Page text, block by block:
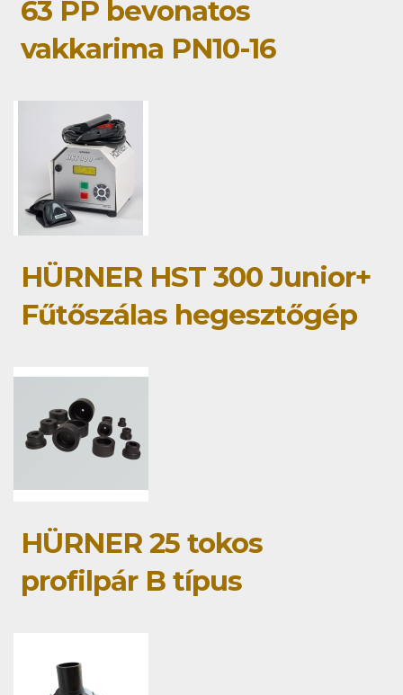
63 PP bevonatos
vakkarima PN10-16
HÜRNER HST 300 Junior+
Fűtőszálas hegesztőgép
HÜRNER 25 tokos
profilpár B típus